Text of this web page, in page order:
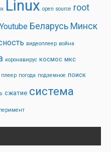
Linux open source root
Youtube Беларусь Минск
видеоплеер война
коронавирус космос мкс
плеер погода подземное поиск
сжатие система